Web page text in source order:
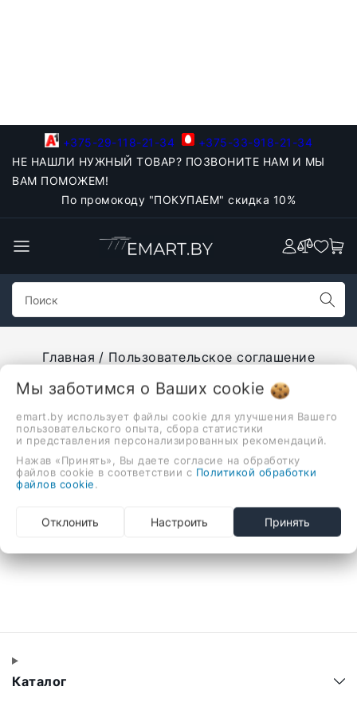
+375-29-118-21-34
+375-33-918-21-34
НЕ НАШЛИ НУЖНЫЙ ТОВАР? ПОЗВОНИТЕ НАМ И МЫ
ВАМ ПОМОЖЕМ!
По промокоду "ПОКУПАЕМ" скидка 10%
Главная Пользовательское соглашение
Пользовательское соглашение
Каталог
Мы заботимся о Ваших cookie
emart.by использует файлы cookie для улучшения Вашего
пользовательского опыта, сбора статистики
и представления персонализированных рекомендаций.
Нажав «Принять», Вы даете согласие на обработку
файлов cookie в соответствии с Политикой обработки
файлов cookie
Отклонить Настроить Принять